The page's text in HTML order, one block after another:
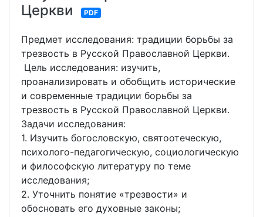
Церкви
PDF
Предмет исследования: традиции борьбы за
трезвость в Русской Православной Церкви.
Цель исследования: изучить,
проанализировать и обобщить исторические
и современные традиции борьбы за
трезвость в Русской Православной Церкви.
Задачи исследования:
1. Изучить богословскую, святоотеческую,
психолого-педагогическую, социологическую
и философскую литературу по теме
исследования;
2. Уточнить понятие «трезвости» и
обосновать его духовные законы;